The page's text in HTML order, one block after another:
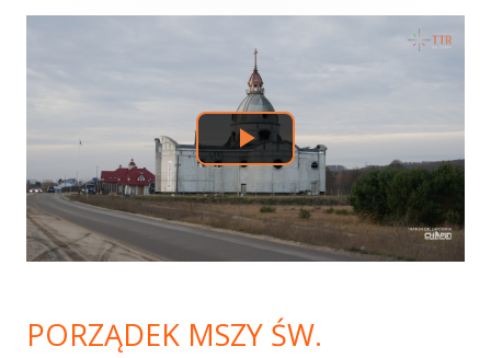
panel
boczny
PORZĄDEK MSZY ŚW.